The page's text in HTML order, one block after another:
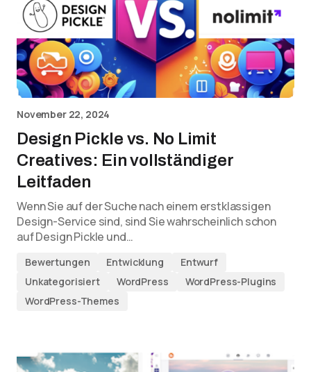
November 22, 2024
Design Pickle vs. No Limit
Creatives: Ein vollständiger
Leitfaden
Wenn Sie auf der Suche nach einem erstklassigen
Design-Service sind, sind Sie wahrscheinlich schon
auf Design Pickle und…
Bewertungen Entwicklung
Entwurf
Unkategorisiert
WordPress
WordPress-Plugins
WordPress-Themes